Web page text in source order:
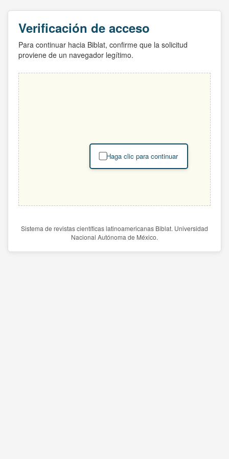
Verificación de acceso
Para continuar hacia Biblat, confirme que la solicitud
proviene de un navegador legítimo.
Haga clic para continuar
Sistema de revistas científicas latinoamericanas Biblat. Universidad
Nacional Autónoma de México.